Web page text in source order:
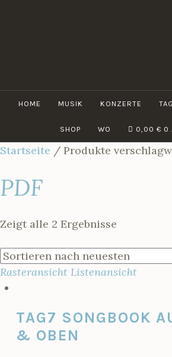
HOME MUSIK KONZERTE
SHOP WO 0,00 € 0
Startseite / Produkte
PDF
Zeigt alle 2 Ergebnisse
Rasteransicht Listenansicht
TAG7 SONGBOOK
& OBEN